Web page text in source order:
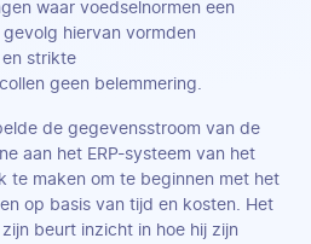
waar voedselnormen een
hiervan vormden
strikte
geen belemmering.
de gegevensstroom van de
aan het ERP-systeem van het
te maken om te beginnen met het
op basis van tijd en kosten. Het
beurt inzicht in hoe hij zijn